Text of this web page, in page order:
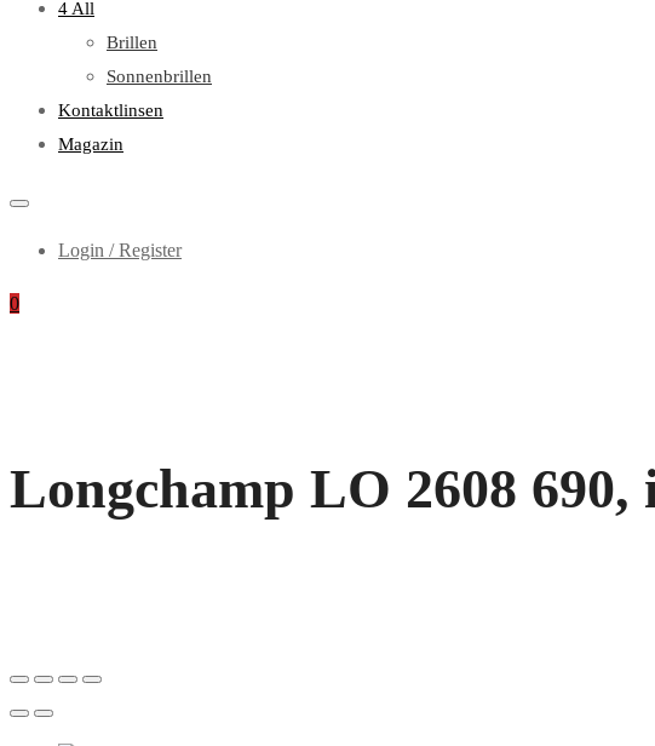
4 All
Brillen
Sonnenbrillen
Kontaktlinsen
Magazin
Login / Register
0
Longchamp LO 2608